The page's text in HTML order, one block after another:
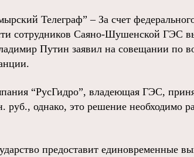
Телеграф” – За счет
сотрудников Саяно-Шушенской ГЭС
Путин заявил на совещании по
“РусГидро”, владеющая ГЭС,
однако, это решение необходимо
предоставит единовременные